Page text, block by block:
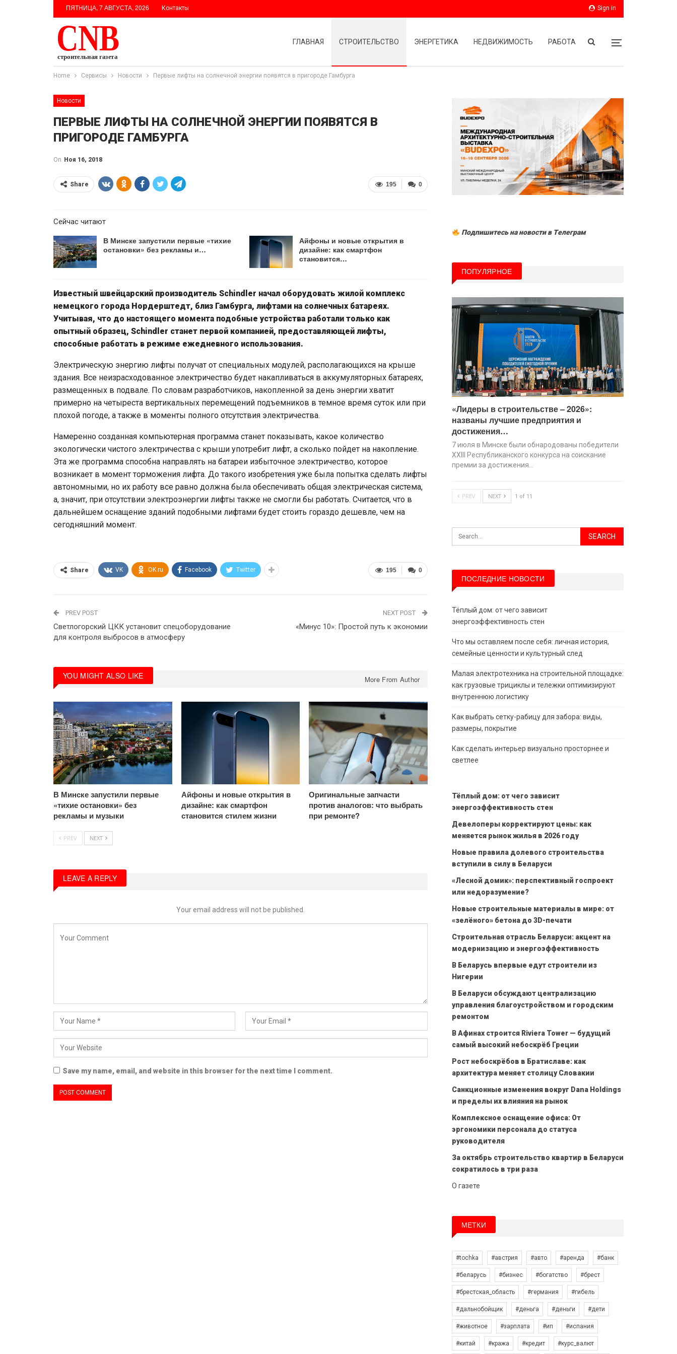
Sign in
ПЯТНИЦА, 7 АВГУСТА, 2026 Контакты
ГЛАВНАЯ СТРОИТЕЛЬСТВО ЭНЕРГЕТИКА НЕДВИЖИМОСТЬ РАБОТА
Home Сервисы Новости Первые лифты на солнечной энергии появятся в пригороде Гамбурга
Новости
ПЕРВЫЕ ЛИФТЫ НА СОЛНЕЧНОЙ ЭНЕРГИИ ПОЯВЯТСЯ В
ПРИГОРОДЕ ГАМБУРГА
On Ноя 16, 2018
0
195
Share
Сейчас читают
В Минске запустили первые «тихие
остановки» без рекламы и…
Айфоны и новые открытия в
дизайне: как смартфон
становится…
Известный швейцарский производитель Schindler начал оборудовать жилой комплекс
немецкого города Нордерштедт, близ Гамбурга, лифтами на солнечных батареях.
Учитывая, что до настоящего момента подобные устройства работали только как
опытный образец, Schindler станет первой компанией, предоставляющей лифты,
способные работать в режиме ежедневного использования.
Электрическую энергию лифты получат от специальных модулей, располагающихся на крыше
здания. Все неизрасходованное электричество будет накапливаться в аккумуляторных батареях,
размещенных в подвале. По словам разработчиков, накопленной за день энергии хватит
примерно на четыреста вертикальных перемещений подъемников в темное время суток или при
плохой погоде, а также в моменты полного отсутствия электричества.
Намеренно созданная компьютерная программа станет показывать, какое количество
экологически чистого электричества с крыши употребит лифт, а сколько пойдет на накопление.
Эта же программа способна направлять на батареи избыточное электричество, которое
возникает в момент торможения лифта. До такого изобретения уже была попытка сделать лифты
автономными, но их работу все равно должна была обеспечивать общая электрическая система,
а, значит, при отсутствии электроэнергии лифты также не смогли бы работать. Считается, что в
дальнейшем оснащение зданий подобными лифтами будет стоить гораздо дешевле, чем на
сегодняшний момент.
0
195
Share VK OK.ru Facebook Twitter
PREV POST
Светлогорский ЦКК установит спецоборудование
для контроля выбросов в атмосферу
NEXT POST
«Минус 10»: Простой путь к экономии
YOU MIGHT ALSO LIKE More From Author
В Минске запустили первые
«тихие остановки» без
рекламы и музыки
Айфоны и новые открытия в
дизайне: как смартфон
становится стилем жизни
Оригинальные запчасти
против аналогов: что выбрать
при ремонте?
PREV NEXT
LEAVE A REPLY
Your email address will not be published.
Save my name, email, and website in this browser for the next time I comment.
Подпишитесь на новости в Tелеграм
ПОПУЛЯРНОЕ
«Лидеры в строительстве – 2026»:
названы лучшие предприятия и
достижения…
7 июля в Минске были обнародованы победители
XХIII Республиканского конкурса на соискание
премии за достижения…
PREV NEXT 1 of 11
ПОСЛЕДНИЕ НОВОСТИ
Тёплый дом: от чего зависит
энергоэффективность стен
Что мы оставляем после себя: личная история,
семейные ценности и культурный след
Малая электротехника на строительной площадке:
как грузовые трициклы и тележки оптимизируют
внутреннюю логистику
Как выбрать сетку-рабицу для забора: виды,
размеры, покрытие
Как сделать интерьер визуально просторнее и
светлее
Тёплый дом: от чего зависит
энергоэффективность стен
Девелоперы корректируют цены: как
меняется рынок жилья в 2026 году
Новые правила долевого строительства
вступили в силу в Беларуси
«Лесной домик»: перспективный госпроект
или недоразумение?
Новые строительные материалы в мире: от
«зелёного» бетона до 3D-печати
Строительная отрасль Беларуси: акцент на
модернизацию и энергоэффективность
В Беларусь впервые едут строители из
Нигерии
В Беларуси обсуждают централизацию
управления благоустройством и городским
ремонтом
В Афинах строится Riviera Tower — будущий
самый высокий небоскрёб Греции
Рост небоскрёбов в Братиславе: как
архитектура меняет столицу Словакии
Санкционные изменения вокруг Dana Holdings
и пределы их влияния на рынок
Комплексное оснащение офиса: От
эргономики персонала до статуса
руководителя
За октябрь строительство квартир в Беларуси
сократилось в три раза
О газете
МЕТКИ
#tochka #австрия #авто #аренда #банк
#беларусь #бизнес #богатство #брест
#брестская_область #германия #гибель
#дальнобойщик #деньга #деньги #дети
#животное #зарплата #ип #испания
#китай #кража #кредит #курс_валют